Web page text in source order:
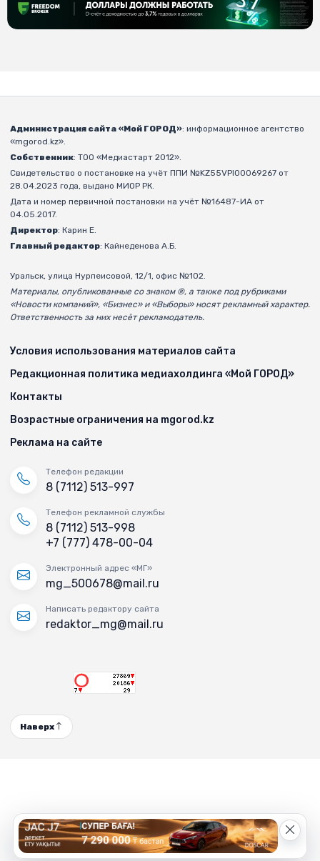
Администрация сайта «Мой ГОРОД»: информационное агентство
«mgorod.kz».
Собственник: ТОО «Медиастарт 2012».
Свидетельство о постановке на учёт ППИ №KZ55VPI00069267 от
28.04.2023 года, выдано МИОР РК.
Дата и номер первичной постановки на учёт №16487-ИА от
04.05.2017.
Директор: Карин Е.
Главный редактор: Кайнеденова А.Б.
Уральск, улица Нурпеисовой, 12/1, офис №102.
Материалы, опубликованные со знаком ®, а также под рубриками
«Новости компаний», «Бизнес» и «Выборы» носят рекламный характер.
Ответственность за них несёт рекламодатель.
Условия использования материалов сайта
Редакционная политика медиахолдинга «Мой ГОРОД»
Контакты
Возрастные ограничения на mgorod.kz
Реклама на сайте
Телефон редакции
8 (7112) 513-997
Телефон рекламной службы
8 (7112) 513-998
+7 (777) 478-00-04
Электронный адрес «МГ»
mg_500678@mail.ru
Написать редактору сайта
redaktor_mg@mail.ru
Наверх